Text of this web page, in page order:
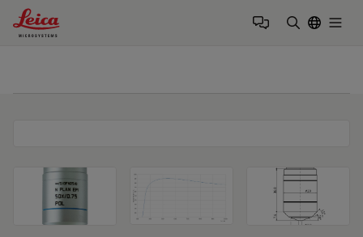
Leica Microsystems Logo